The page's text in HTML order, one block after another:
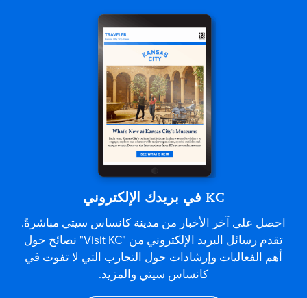
KC في بريدك الإلكتروني
احصل على آخر الأخبار من مدينة كانساس سيتي مباشرةً.
تقدم رسائل البريد الإلكتروني من "Visit KC" نصائح حول
أهم الفعاليات وإرشادات حول التجارب التي لا تفوت في
كانساس سيتي والمزيد.